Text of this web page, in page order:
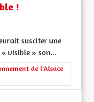
!
susciter une
visible » son...
: La Culture, l'Education et
de l'Alsace